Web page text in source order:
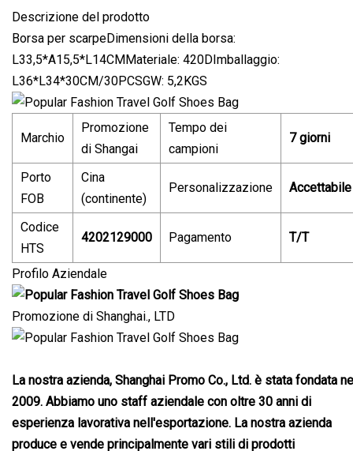
Descrizione del prodotto
Borsa per scarpeDimensioni della borsa:
L33,5*A15,5*L14CMMateriale: 420DImballaggio:
L36*L34*30CM/30PCSGW: 5,2KGS
Marchio
Promozione
di Shangai
Tempo dei
campioni
7 giorni
Porto
FOB
Cina
(continente)
Personalizzazione Accettabile
Codice
HTS
4202129000 Pagamento T/T
Profilo Aziendale
Promozione di Shanghai., LTD
La nostra azienda, Shanghai Promo Co., Ltd. è stata fondata
2009. Abbiamo uno staff aziendale con oltre 30 anni di
esperienza lavorativa nell'esportazione. La nostra azienda
produce e vende principalmente vari stili di prodotti